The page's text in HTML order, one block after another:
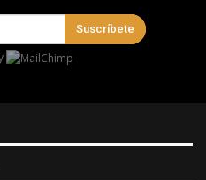
Suscríbete